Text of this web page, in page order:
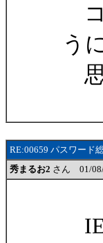
コ
う
思
RE:00659 パスワード
秀まるお2 さん 01/